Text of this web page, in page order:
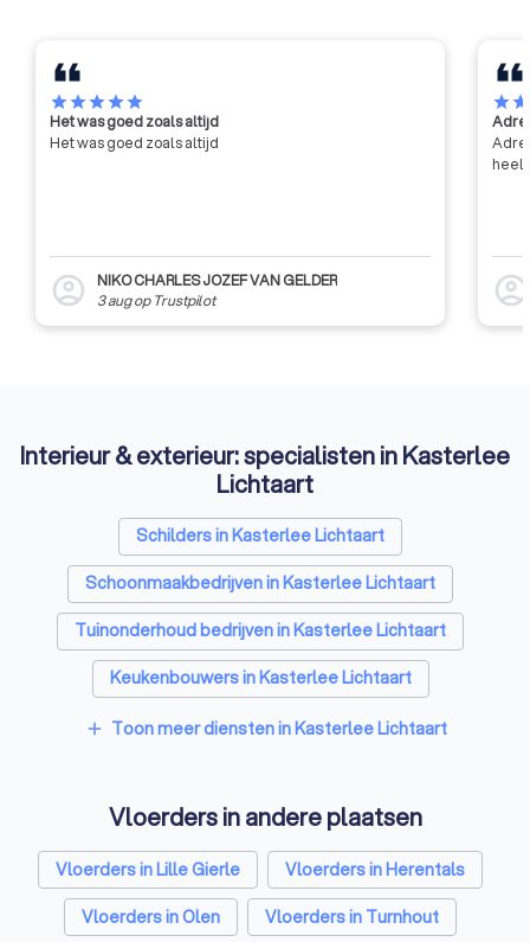
starstarstarstarstar
Het was goed zoals altijd
Het was goed zoals altijd
account_circle
NIKO CHARLES JOZEF VAN GELDER
3 augop Trustpilot
starstar
heel
account_circle
Interieur & exterieur: specialisten in Kasterlee
Lichtaart
Schilders in Kasterlee Lichtaart
Schoonmaakbedrijven in Kasterlee Lichtaart
Tuinonderhoud bedrijven in Kasterlee Lichtaart
Keukenbouwers in Kasterlee Lichtaart
add Toon meer diensten in Kasterlee Lichtaart
Vloerders in andere plaatsen
Vloerders in Lille Gierle
Vloerders in Herentals
Vloerders in Olen
Vloerders in Turnhout